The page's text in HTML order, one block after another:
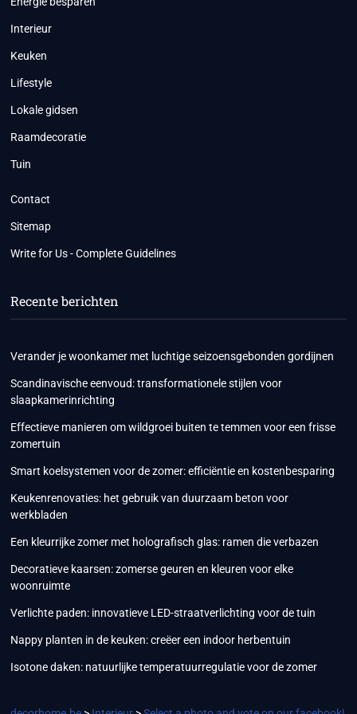
Interieur
Keuken
Lifestyle
Lokale gidsen
Raamdecoratie
Tuin
Contact
Sitemap
Write for Us - Complete Guidelines
Recente berichten
Verander je woonkamer met luchtige seizoensgebonden gordijnen
Scandinavische eenvoud: transformationele stijlen voor
slaapkamerinrichting
Effectieve manieren om wildgroei buiten te temmen voor een frisse
zomertuin
Smart koelsystemen voor de zomer: efficiëntie en kostenbesparing
Keukenrenovaties: het gebruik van duurzaam beton voor
werkbladen
Een kleurrijke zomer met holografisch glas: ramen die verbazen
Decoratieve kaarsen: zomerse geuren en kleuren voor elke
woonruimte
Verlichte paden: innovatieve LED-straatverlichting voor de tuin
Nappy planten in de keuken: creëer een indoor herbentuin
Isotone daken: natuurlijke temperatuurregulatie voor de zomer